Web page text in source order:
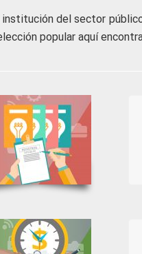
institución del sector
popular aquí